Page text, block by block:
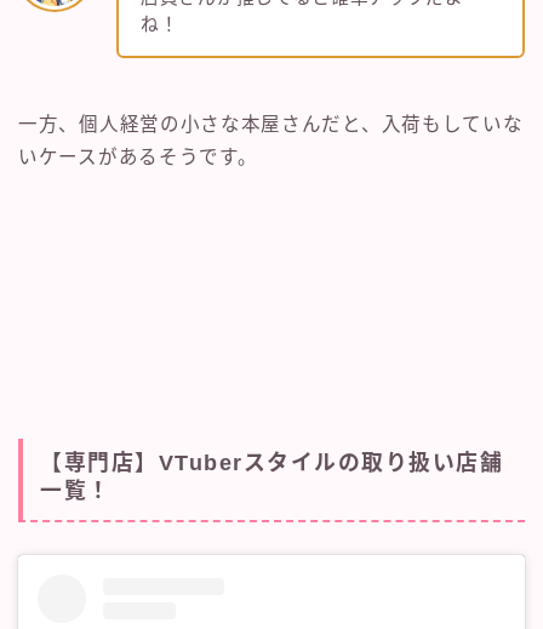
ね！
一方、個人経営の小さな本屋さんだと、入荷もしていな
いケースがあるそうです。
【専門店】VTuberスタイルの取り扱い店舗
一覧！